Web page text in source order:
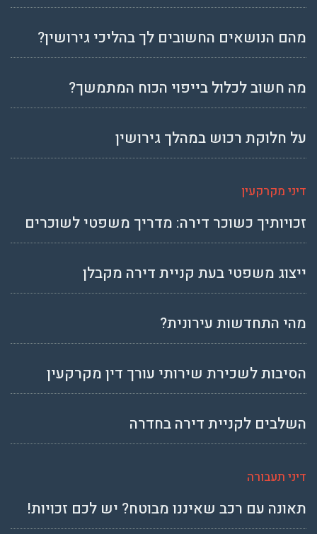
מהם הנושאים החשובים לך בהליכי גירושין?
מה חשוב לכלול בייפוי הכוח המתמשך?
על חלוקת רכוש במהלך גירושין
דיני מקרקעין
זכויותיך כשוכר דירה: מדריך משפטי לשוכרים
ייצוג משפטי בעת קניית דירה מקבלן
מהי התחדשות עירונית?
הסיבות לשכירת שירותי עורך דין מקרקעין
השלבים לקניית דירה בחדרה
דיני תעבורה
תאונה עם רכב שאיננו מבוטח? יש לכם זכויות!